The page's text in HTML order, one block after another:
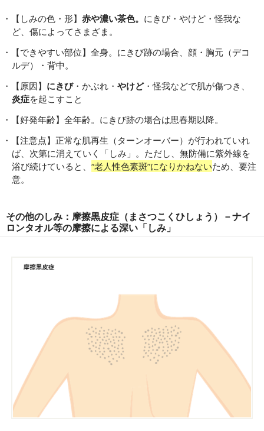
【しみの色・形】 赤や濃い茶色。 にきび・やけど・怪我な
ど、傷によってさまざま。
【できやすい部位】全身。にきび跡の場合、顔・胸元（デコ
ルデ）・背中。
【原因】 にきび・かぶれ・ やけど・怪我などで肌が傷つき、
炎症を起こすこと
【好発年齢】全年齢。にきび跡の場合は思春期以降。
【注意点】正常な肌再生（ターンオーバー）が行われていれ
ば、次第に消えていく「しみ」。ただし、無防備に紫外線を
浴び続けていると、 “老人性色素斑”になりかねないため、要注
意。
その他のしみ：摩擦黒皮症（まさつこくひしょう）－ナイ
ロンタオル等の摩擦による深い「しみ」